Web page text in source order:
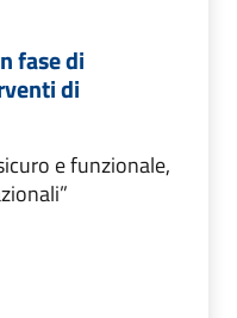
fase di
di
e funzionale,